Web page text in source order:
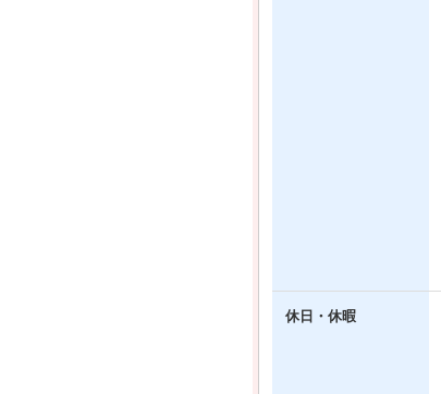
休日・休暇